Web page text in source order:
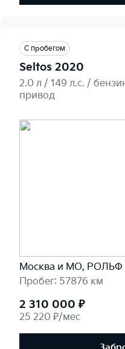
С пробегом
Seltos 2020
2.0 л / 149 л.c. /
привод
Москва и МО, РОЛЬФ
Пробег: 57876 км
2 310 000 ₽
25 220 ₽/мес